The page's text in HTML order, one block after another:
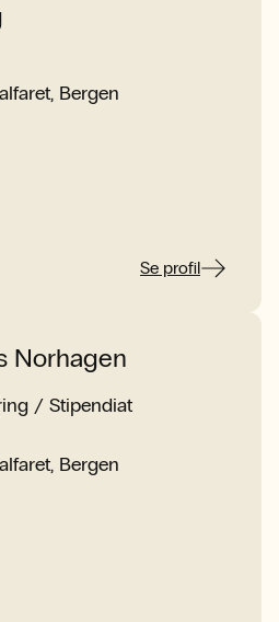
Bergen
Se profil
Norhagen
/ Stipendiat
Bergen